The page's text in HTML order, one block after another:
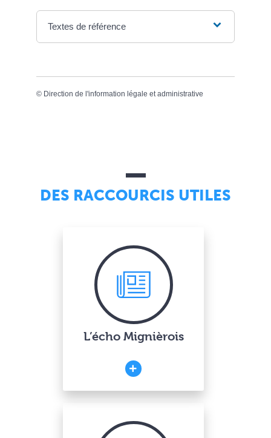
Textes de référence
© Direction de l'information légale et administrative
DES RACCOURCIS UTILES
L’écho Mignièrois